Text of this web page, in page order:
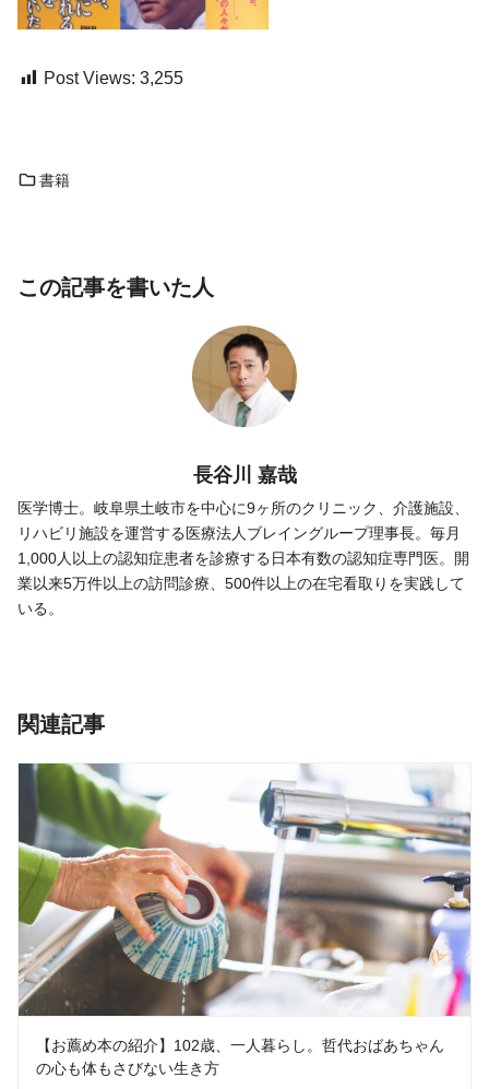
Post Views: 3,255
書籍
この記事を書いた人
長谷川 嘉哉
医学博士。岐阜県土岐市を中心に9ヶ所のクリニック、介護施設、
リハビリ施設を運営する医療法人ブレイングループ理事長。毎月
1,000人以上の認知症患者を診療する日本有数の認知症専門医。開
業以来5万件以上の訪問診療、500件以上の在宅看取りを実践して
いる。
関連記事
【お薦め本の紹介】102歳、一人暮らし。哲代おばあちゃん
の心も体もさびない生き方